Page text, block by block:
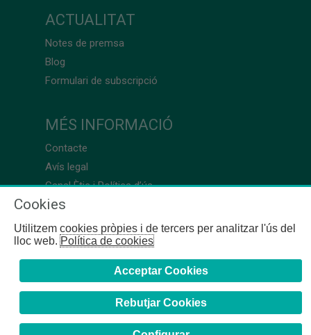
ACTUALITAT
Notes de premsa
Blog
Formulari de subscripció
MÉS INFORMACIÓ
Contacte
Avís legal
Canal Ètic i Política d’ús
Cookies
Utilitzem cookies pròpies i de tercers per analitzar l'ús del
lloc web.Política de cookies
Acceptar Cookies
Rebutjar Cookies